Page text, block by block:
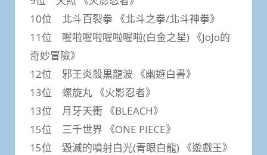
10位 北斗百裂拳 《北斗之拳/北斗神拳》
11位 喔啦喔啦喔啦喔啦(白金之星) 《JoJo的
奇妙冒險》
12位 邪王炎殺黒龍波 《幽遊白書》
13位 螺旋丸 《火影忍者》
13位 月牙天衝 《BLEACH》
15位 三千世界 《ONE PIECE》
15位 毀滅的噴射白光(青眼白龍) 《遊戲王》